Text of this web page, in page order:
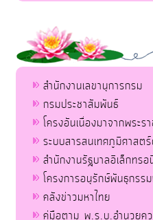
สำนักงานเลขานุการกรม
กรมประชาสัมพันธ์
โครงอันเนื่องมาจากพระร
ระบบสารสนเทศภูมิศาสต
สำนักงานรัฐบาลอิเล็กทร
โครงการอนุรักษ์พันธุกรร
คลังข่าวมหาไทย
คู่มือตาม พ.ร.บ.อำนวยค